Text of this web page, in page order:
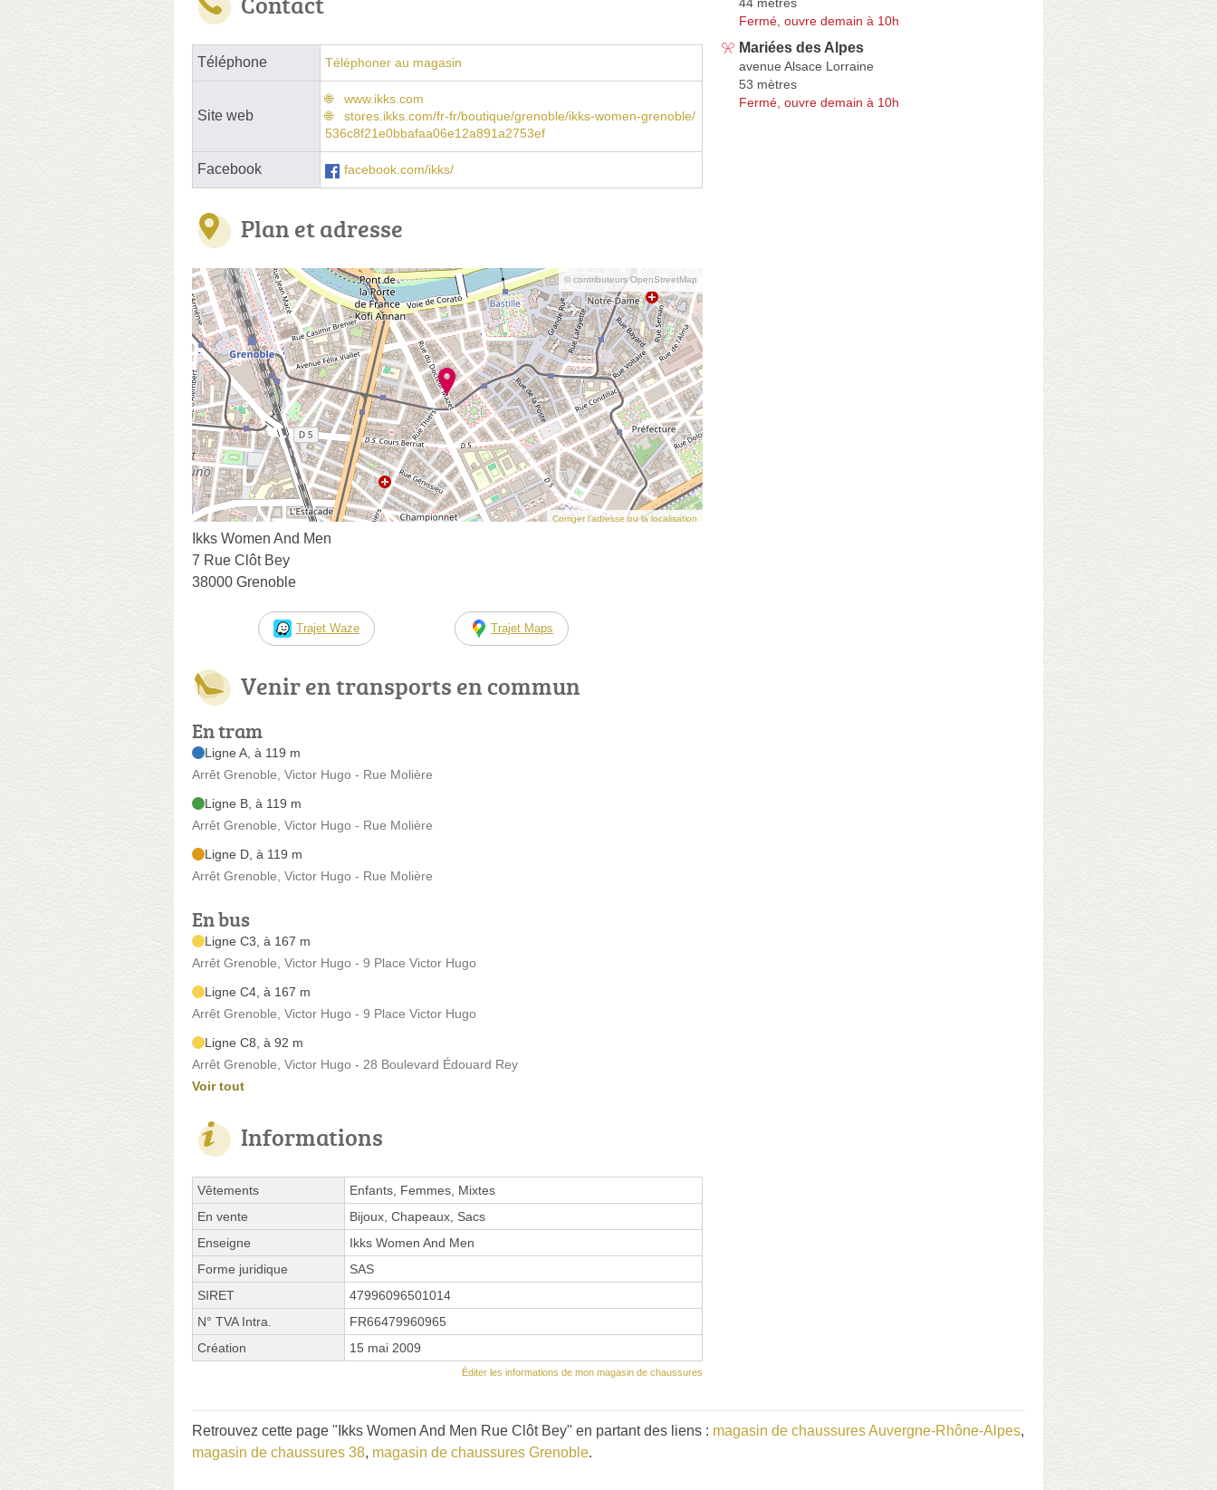
Téléphone Téléphoner au magasin
Site web
www.ikks.com
stores.ikks.com/fr-fr/boutique/grenoble/ikks-women-grenoble/
536c8f21e0bbafaa06e12a891a2753ef
Facebook facebook.com/ikks/
Plan et adresse
© contributeurs OpenStreetMap
Corriger l’adresse ou la localisation
Ikks Women And Men
7 Rue Clôt Bey
38000 Grenoble
Trajet Waze Trajet Maps
Venir en transports en commun
En tram
Ligne A, à 119 m
Arrêt Grenoble, Victor Hugo - Rue Molière
Ligne B, à 119 m
Arrêt Grenoble, Victor Hugo - Rue Molière
Ligne D, à 119 m
Arrêt Grenoble, Victor Hugo - Rue Molière
En bus
Ligne C3, à 167 m
Arrêt Grenoble, Victor Hugo - 9 Place Victor Hugo
Ligne C4, à 167 m
Arrêt Grenoble, Victor Hugo - 9 Place Victor Hugo
Ligne C8, à 92 m
Arrêt Grenoble, Victor Hugo - 28 Boulevard Édouard Rey
Voir tout
Informations
Vêtements
Enfants, Femmes, Mixtes
En vente
Bijoux, Chapeaux, Sacs
Enseigne
Ikks Women And Men
Forme juridique
SAS
SIRET
47996096501014
N° TVA Intra.
FR66479960965
Création
15 mai 2009
Éditer les informations de mon magasin de chaussures
Fermé, ouvre demain à 10h
Mariées des Alpes
avenue Alsace Lorraine
53 mètres
Fermé, ouvre demain à 10h
Retrouvez cette page "Ikks Women And Men Rue Clôt Bey" en partant des liens : magasin de chaussures Auvergne-Rhône-Alpes,
magasin de chaussures 38, magasin de chaussures Grenoble.